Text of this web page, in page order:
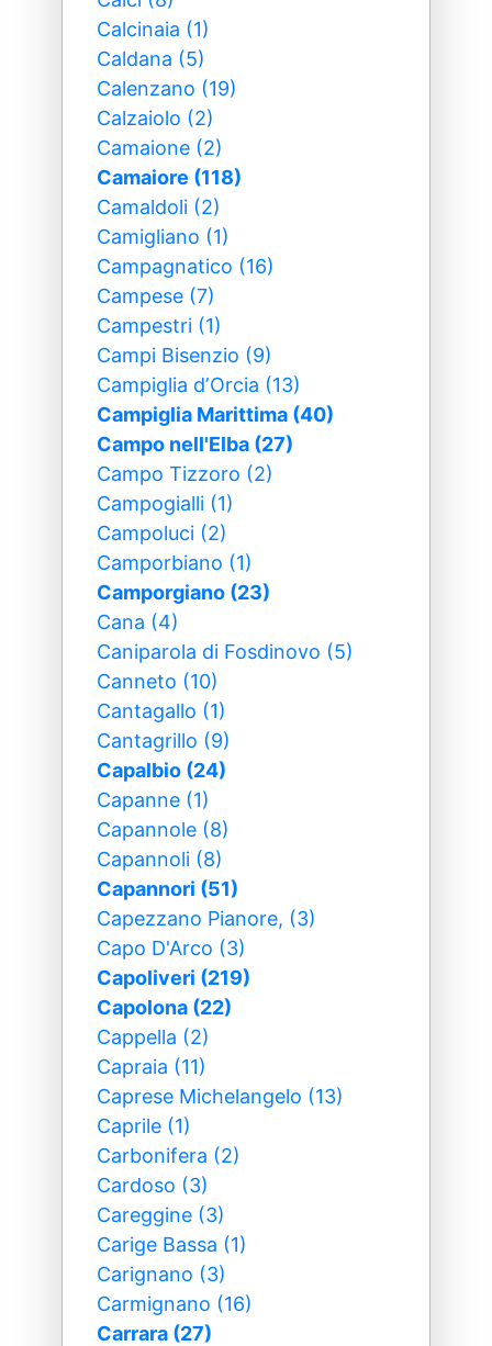
Calcinaia (1)
Caldana (5)
Calenzano (19)
Calzaiolo (2)
Camaione (2)
Camaiore (118)
Camaldoli (2)
Camigliano (1)
Campagnatico (16)
Campese (7)
Campestri (1)
Campi Bisenzio (9)
Campiglia dʼOrcia (13)
Campiglia Marittima (40)
Campo nell'Elba (27)
Campo Tizzoro (2)
Campogialli (1)
Campoluci (2)
Camporbiano (1)
Camporgiano (23)
Cana (4)
Caniparola di Fosdinovo (5)
Canneto (10)
Cantagallo (1)
Cantagrillo (9)
Capalbio (24)
Capanne (1)
Capannole (8)
Capannoli (8)
Capannori (51)
Capezzano Pianore, (3)
Capo D'Arco (3)
Capoliveri (219)
Capolona (22)
Cappella (2)
Capraia (11)
Caprese Michelangelo (13)
Caprile (1)
Carbonifera (2)
Cardoso (3)
Careggine (3)
Carige Bassa (1)
Carignano (3)
Carmignano (16)
Carrara (27)